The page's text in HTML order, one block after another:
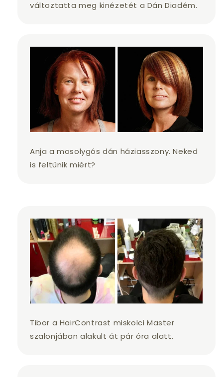
változtatta meg kinézetét a Dán Diadém.
Anja a mosolygós dán háziasszony. Neked
is feltűnik miért?
Tibor a HairContrast miskolci Master
szalonjában alakult át pár óra alatt.